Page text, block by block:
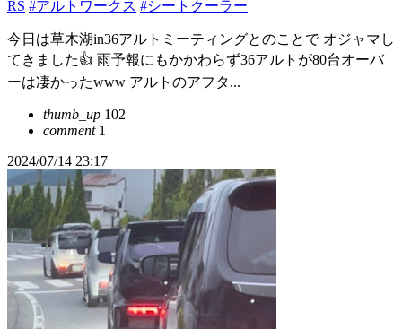
RS #アルトワークス #シートクーラー
今日は草木湖in36アルトミーティングとのことで オジャマし
てきました👍️ 雨予報にもかかわらず36アルトが80台オーバ
ーは凄かったwww アルトのアフタ...
thumb_up 102
comment1
2024/07/14 23:17